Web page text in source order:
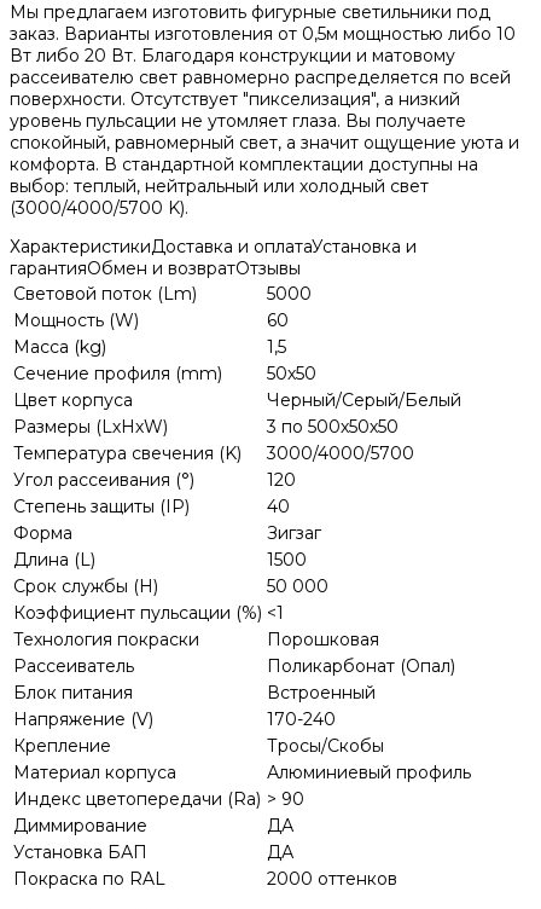
Мы предлагаем изготовить фигурные светильники под
заказ. Варианты изготовления от 0,5м мощностью либо 10
Вт либо 20 Вт. Благодаря конструкции и матовому
рассеивателю свет равномерно распределяется по всей
поверхности. Отсутствует "пикселизация", а низкий
уровень пульсации не утомляет глаза. Вы получаете
спокойный, равномерный свет, а значит ощущение уюта и
комфорта. В стандартной комплектации доступны на
выбор: теплый, нейтральный или холодный свет
(3000/4000/5700 K).
ХарактеристикиДоставка и оплатаУстановка и
гарантияОбмен и возвратОтзывы
Световой поток (Lm)
5000
Мощность (W)
60
Масса (kg)
1,5
Сечение профиля (mm)
50х50
Цвет корпуса
Черный/Серый/Белый
Размеры (LхHхW)
3 по 500х50х50
Температура свечения (K)
3000/4000/5700
Угол рассеивания (°)
120
Степень защиты (IP)
40
Форма
Зигзаг
Длина (L)
1500
Срок службы (H)
50 000
Коэффициент пульсации (%) <1
Технология покраски
Порошковая
Рассеиватель
Поликарбонат (Опал)
Блок питания
Встроенный
Напряжение (V)
170-240
Крепление
Тросы/Скобы
Материал корпуса
Алюминиевый профиль
Индекс цветопередачи (Ra) > 90
Диммирование
ДА
Установка БАП
ДА
Покраска по RAL
2000 оттенков